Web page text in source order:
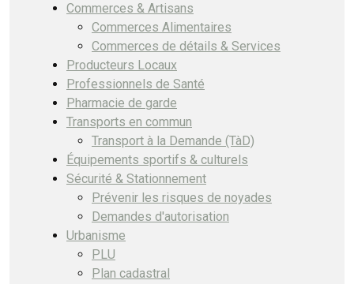
Commerces & Artisans
Commerces Alimentaires
Commerces de détails & Services
Producteurs Locaux
Professionnels de Santé
Pharmacie de garde
Transports en commun
Transport à la Demande (TàD)
Équipements sportifs & culturels
Sécurité & Stationnement
Prévenir les risques de noyades
Demandes d'autorisation
Urbanisme
PLU
Plan cadastral